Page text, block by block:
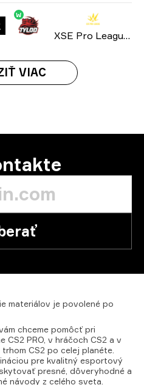
W
XSE Pro League: Season 4 2025
VIAC
materiálov je povolené po
chceme pomôcť pri
CS2 PRO, v hráčoch CS2 a v
CS2 po celej planéte.
pre kvalitný esportový
presné, dôveryhodné a
návody z celého sveta.